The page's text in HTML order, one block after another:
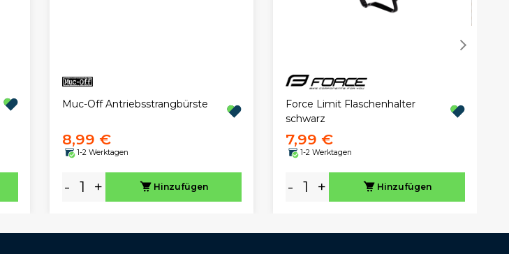
Muc-Off Antriebsstrangbürste
8,99 €
1-2 Werktagen
- + Hinzufügen
Force Limit Flaschenhalter
schwarz
7,99 €
1-2 Werktagen
- + Hinzufügen